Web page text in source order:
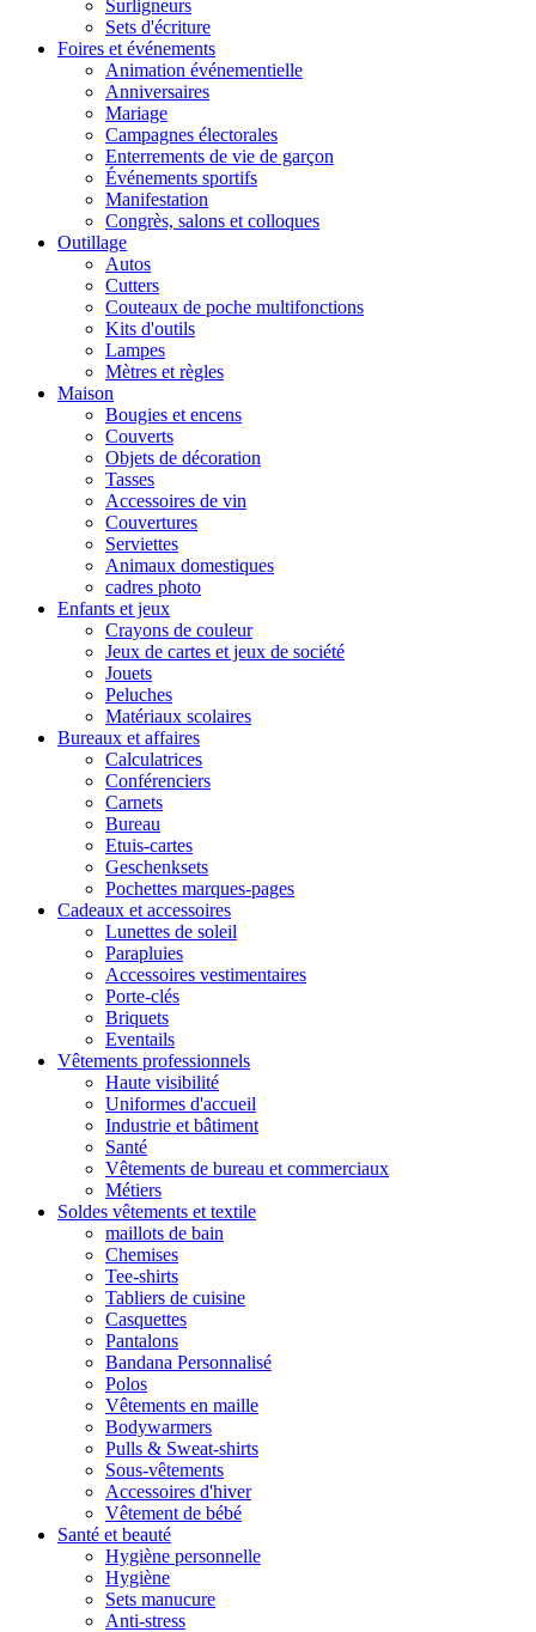
Surligneurs
Sets d'écriture
Foires et événements
Animation événementielle
Anniversaires
Mariage
Campagnes électorales
Enterrements de vie de garçon
Événements sportifs
Manifestation
Congrès, salons et colloques
Outillage
Autos
Cutters
Couteaux de poche multifonctions
Kits d'outils
Lampes
Mètres et règles
Maison
Bougies et encens
Couverts
Objets de décoration
Tasses
Accessoires de vin
Couvertures
Serviettes
Animaux domestiques
cadres photo
Enfants et jeux
Crayons de couleur
Jeux de cartes et jeux de société
Jouets
Peluches
Matériaux scolaires
Bureaux et affaires
Calculatrices
Conférenciers
Carnets
Bureau
Etuis-cartes
Geschenksets
Pochettes marques-pages
Cadeaux et accessoires
Lunettes de soleil
Parapluies
Accessoires vestimentaires
Porte-clés
Briquets
Eventails
Vêtements professionnels
Haute visibilité
Uniformes d'accueil
Industrie et bâtiment
Santé
Vêtements de bureau et commerciaux
Métiers
Soldes vêtements et textile
maillots de bain
Chemises
Tee-shirts
Tabliers de cuisine
Casquettes
Pantalons
Bandana Personnalisé
Polos
Vêtements en maille
Bodywarmers
Pulls & Sweat-shirts
Sous-vêtements
Accessoires d'hiver
Vêtement de bébé
Santé et beauté
Hygiène personnelle
Hygiène
Sets manucure
Anti-stress